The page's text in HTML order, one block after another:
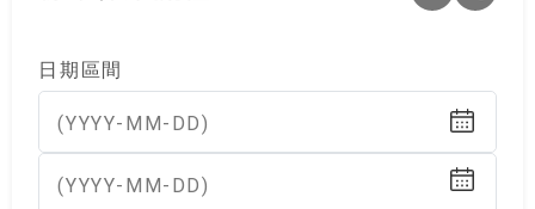
日期區間
(YYYY-MM-DD)
(YYYY-MM-DD)